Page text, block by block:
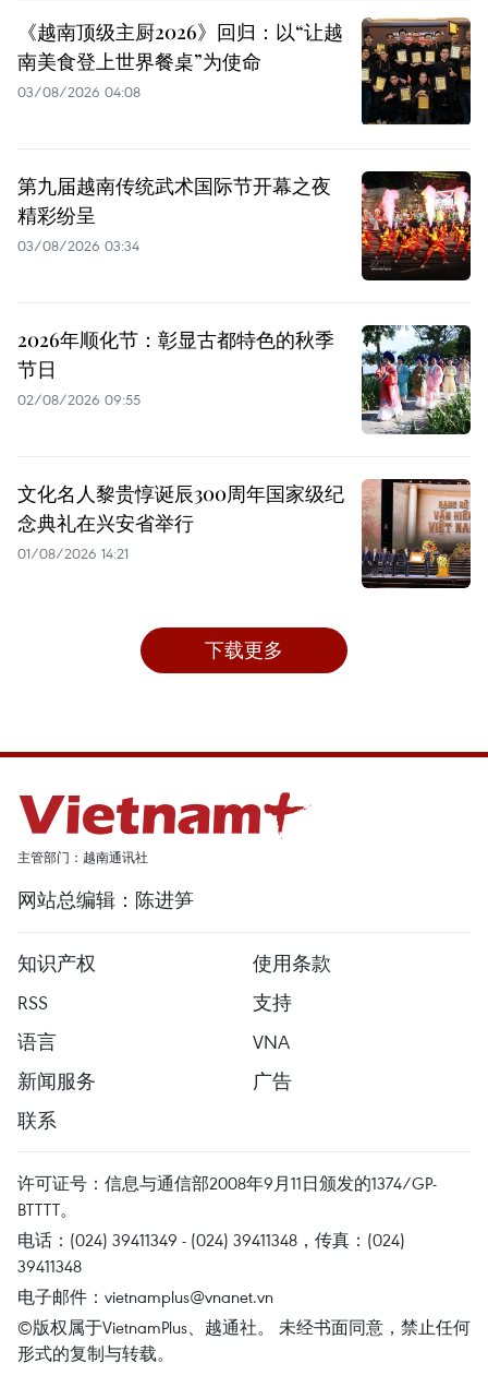
《越南顶级主厨2026》回归：以“让越
南美食登上世界餐桌”为使命
03/08/2026 04:08
第九届越南传统武术国际节开幕之夜
精彩纷呈
03/08/2026 03:34
2026年顺化节：彰显古都特色的秋季
节日
02/08/2026 09:55
文化名人黎贵惇诞辰300周年国家级纪
念典礼在兴安省举行
01/08/2026 14:21
下载更多
主管部门：越南通讯社
网站总编辑：陈进笋
知识产权
使用条款
RSS
支持
语言
VNA
新闻服务
广告
联系
许可证号：信息与通信部2008年9月11日颁发的1374/GP-
BTTTT。
电话：(024) 39411349 - (024) 39411348，传真：(024)
39411348
电子邮件： vietnamplus@vnanet.vn
©版权属于VietnamPlus、越通社。 未经书面同意，禁止任何
形式的复制与转载。